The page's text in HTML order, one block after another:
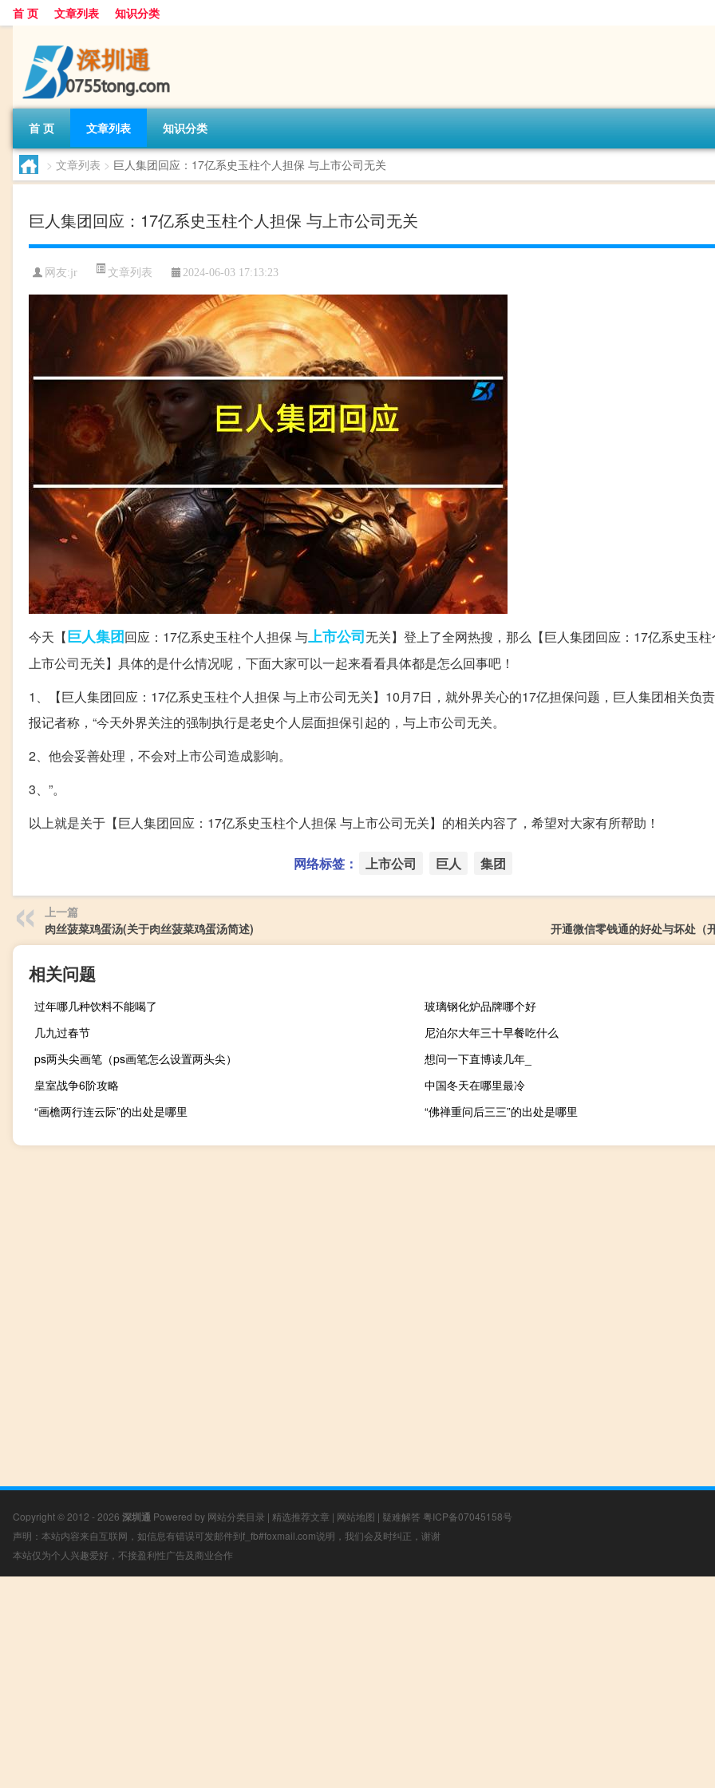
首 页 文章列表 知识分类
首 页 文章列表 知识分类
> 文章列表 > 巨人集团回应：17亿系史玉柱个人担保 与上市公司无关
巨人集团回应：17亿系史玉柱个人担保 与上市公司无关
网友:jr 文章列表 2024-06-03 17:13:23
今天【巨人集团回应：17亿系史玉柱个人担保 与上市公司无关】登上了全网热搜，那么【巨人集团回应：17亿系史玉
上市公司无关】具体的是什么情况呢，下面大家可以一起来看看具体都是怎么回事吧！
1、【巨人集团回应：17亿系史玉柱个人担保 与上市公司无关】10月7日，就外界关心的17亿担保问题，巨人集团相关负
报记者称，“今天外界关注的强制执行是老史个人层面担保引起的，与上市公司无关。
2、他会妥善处理，不会对上市公司造成影响。
3、”。
以上就是关于【巨人集团回应：17亿系史玉柱个人担保 与上市公司无关】的相关内容了，希望对大家有所帮助！
网络标签： 上市公司 巨人 集团
上一篇
肉丝菠菜鸡蛋汤(关于肉丝菠菜鸡蛋汤简述)
开通微信零钱通的好处与坏处（
相关问题
过年哪几种饮料不能喝了
玻璃钢化炉品牌哪个好
几九过春节
尼泊尔大年三十早餐吃什么
ps两头尖画笔（ps画笔怎么设置两头尖）
想问一下直博读几年_
皇室战争6阶攻略
中国冬天在哪里最冷
“画檐两行连云际”的出处是哪里
“佛禅重问后三三”的出处是哪里
Copyright © 2012 - 2026 深圳通 Powered by 网站分类目录 | 精选推荐文章 | 网站地图 | 疑难解答 粤ICP备07045158号
声明：本站内容来自互联网，如信息有错误可发邮件到f_fb#foxmail.com说明，我们会及时纠正，谢谢
本站仅为个人兴趣爱好，不接盈利性广告及商业合作